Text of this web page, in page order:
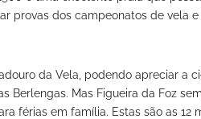
provas dos campeonatos de vela
da Vela, podendo apreciar a
Berlengas. Mas Figueira da Foz
férias em família. Estas são as 12